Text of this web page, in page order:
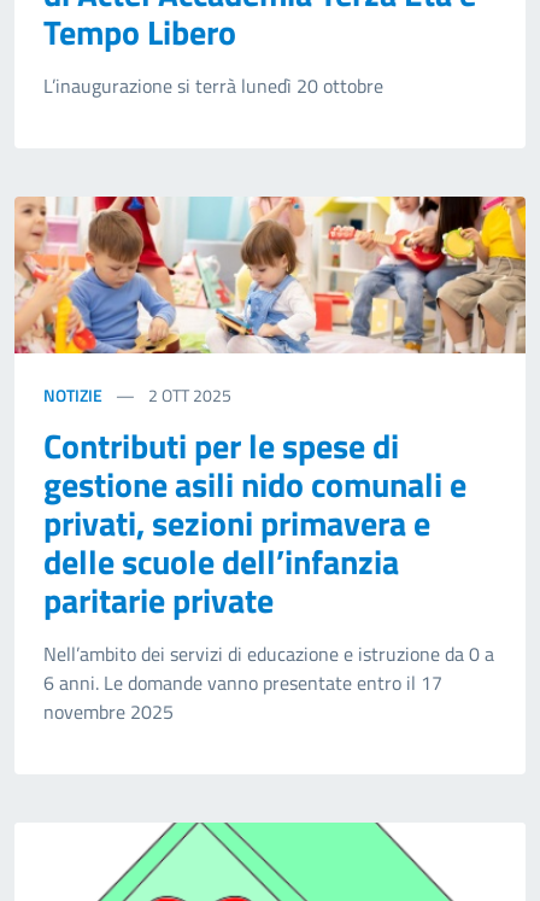
Tempo Libero
L’inaugurazione si terrà lunedì 20 ottobre
NOTIZIE 2OTT 2025
Contributi per le spese di
gestione asili nido comunali e
privati, sezioni primavera e
delle scuole dell’infanzia
paritarie private
Nell’ambito dei servizi di educazione e istruzione da 0 a
6 anni. Le domande vanno presentate entro il 17
novembre 2025